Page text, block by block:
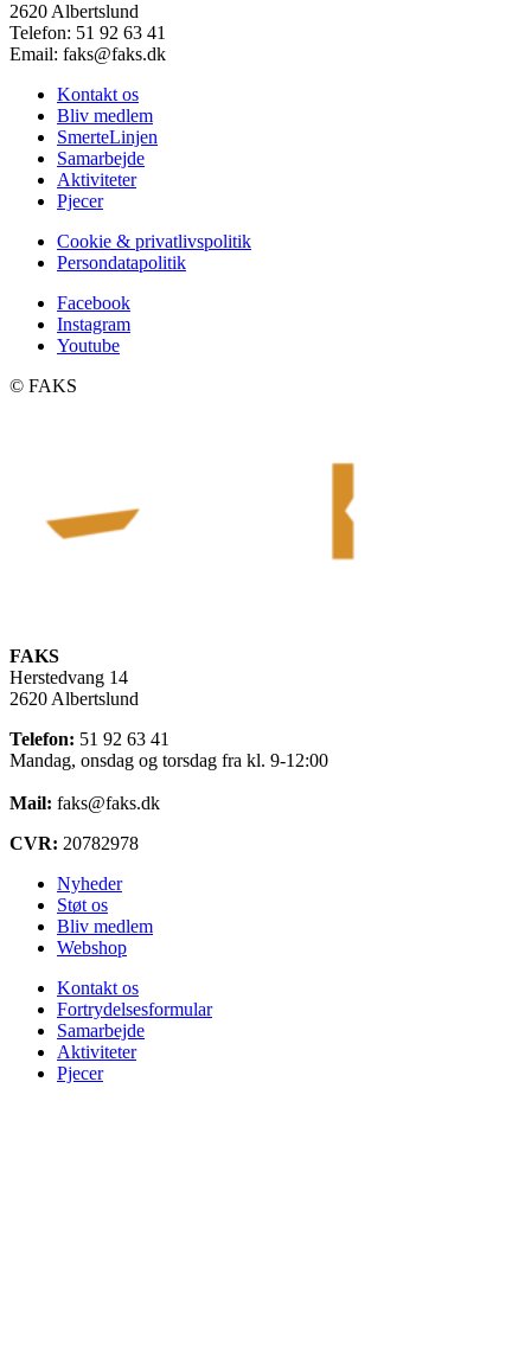
2620 Albertslund
Telefon: 51 92 63 41
Email: faks@faks.dk
Kontakt os
Bliv medlem
SmerteLinjen
Samarbejde
Aktiviteter
Pjecer
Cookie & privatlivspolitik
Persondatapolitik
Facebook
Instagram
Youtube
©️ FAKS
FAKS
Herstedvang 14
2620 Albertslund
Telefon: 51 92 63 41
Mandag, onsdag og torsdag fra kl. 9-12:00
Mail: faks@faks.dk
CVR: 20782978
Nyheder
Støt os
Bliv medlem
Webshop
Kontakt os
Fortrydelsesformular
Samarbejde
Aktiviteter
Pjecer